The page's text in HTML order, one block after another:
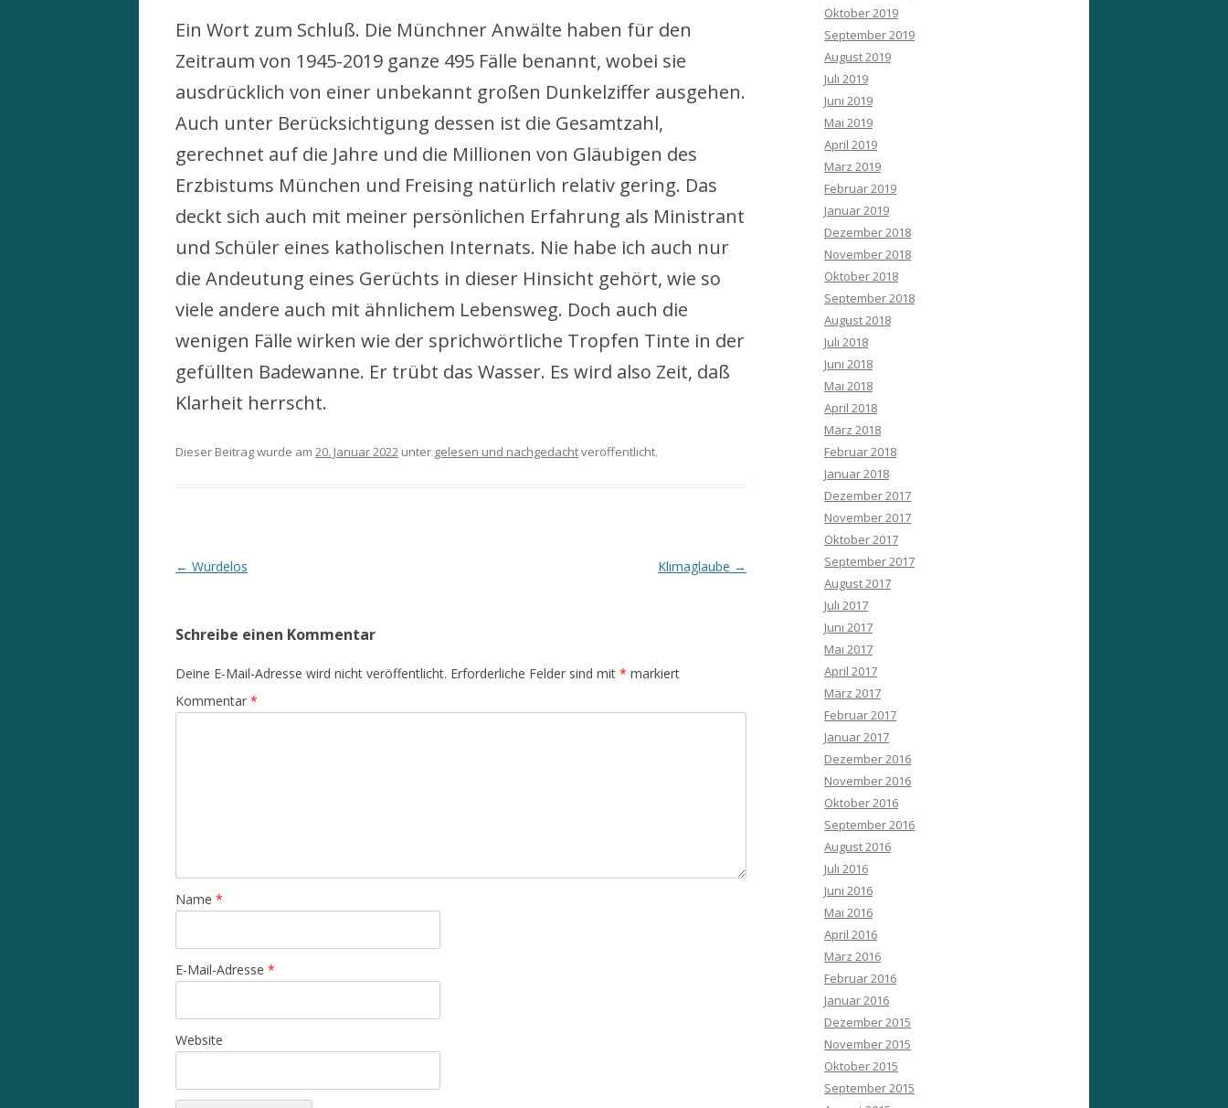
Ein Wort zum Schluß. Die Münchner Anwälte haben für den
Zeitraum von 1945-2019 ganze 495 Fälle benannt, wobei sie
ausdrücklich von einer unbekannt großen Dunkelziffer ausgehen.
Auch unter Berücksichtigung dessen ist die Gesamtzahl,
gerechnet auf die Jahre und die Millionen von Gläubigen des
Erzbistums München und Freising natürlich relativ gering. Das
deckt sich auch mit meiner persönlichen Erfahrung als Ministrant
und Schüler eines katholischen Internats. Nie habe ich auch nur
die Andeutung eines Gerüchts in dieser Hinsicht gehört, wie so
viele andere auch mit ähnlichem Lebensweg. Doch auch die
wenigen Fälle wirken wie der sprichwörtliche Tropfen Tinte in der
gefüllten Badewanne. Er trübt das Wasser. Es wird also Zeit, daß
Klarheit herrscht.
Dieser Beitrag wurde am 20. Januar 2022 unter gelesen und nachgedachtveröffentlicht.
Beitrags-
← Würdelos Klimaglaube →
Schreibe einen Kommentar
Deine E-Mail-Adresse wird nicht veröffentlicht. Erforderliche Felder sind mit * markiert
Kommentar *
Name *
E-Mail-Adresse *
Website
Oktober 2019
September 2019
August 2019
Juli 2019
Juni 2019
Mai 2019
April 2019
März 2019
Februar 2019
Januar 2019
Dezember 2018
November 2018
Oktober 2018
September 2018
August 2018
Juli 2018
Juni 2018
Mai 2018
April 2018
März 2018
Februar 2018
Januar 2018
Dezember 2017
November 2017
Oktober 2017
September 2017
August 2017
Juli 2017
Juni 2017
Mai 2017
April 2017
März 2017
Februar 2017
Januar 2017
Dezember 2016
November 2016
Oktober 2016
September 2016
August 2016
Juli 2016
Juni 2016
Mai 2016
April 2016
März 2016
Februar 2016
Januar 2016
Dezember 2015
November 2015
Oktober 2015
September 2015